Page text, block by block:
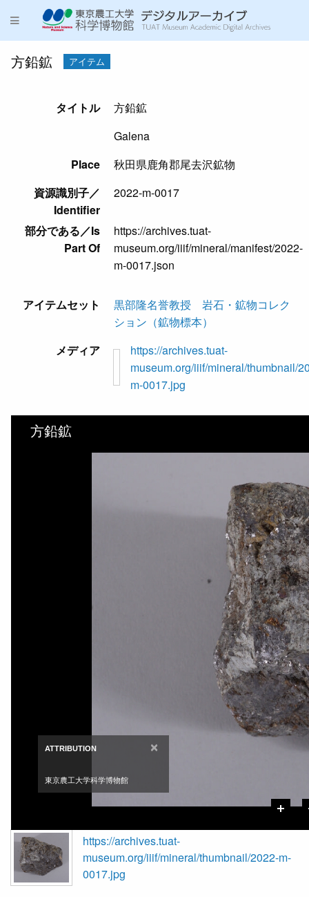
方鉛鉱 アイテム
https://archives.tuat-
museum.org/iiif/mineral/thumbnail/2022-m-
0017.jpg
タイトル
方鉛鉱
Galena
Place
秋田県鹿角郡尾去沢鉱物
資源識別子／
Identifier
2022-m-0017
部分である／Is
Part Of
https://archives.tuat-
museum.org/iiif/mineral/manifest/2022-
m-0017.json
アイテムセット
黒部隆名誉教授 岩石・鉱物コレク
ション（鉱物標本）
メディア
https://archives.tuat-
museum.org/iiif/mineral/thumbnail/
m-0017.jpg
方鉛鉱
ATTRIBUTION ×
東京農工大学科学博物館